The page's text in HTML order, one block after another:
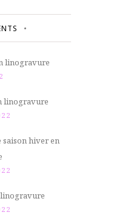
linogravure
linogravure
saison hiver en